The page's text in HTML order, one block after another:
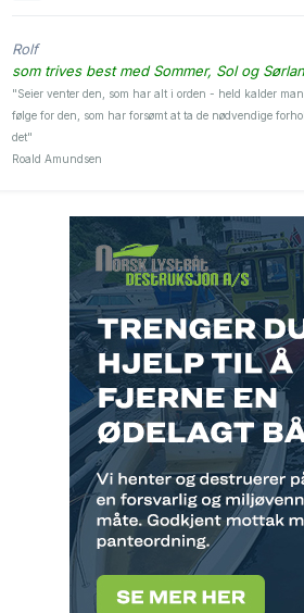
Rolf
som trives best med Sommer, Sol og
"Seier venter den, som har alt i orden - held kalder
følge for den, som har forsømt at ta de nødvendige
det"
Roald Amundsen